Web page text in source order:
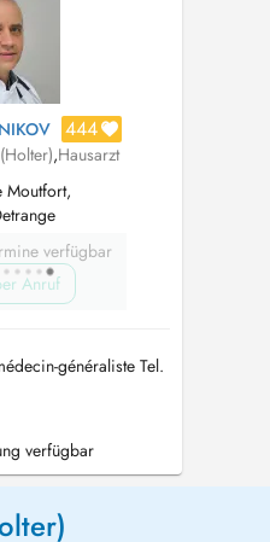
444
,Hausarzt
Moutfort,
verfügbar
Anruf
généraliste Tel.
umfassende
Bereich der
die sowohl
verfügbar